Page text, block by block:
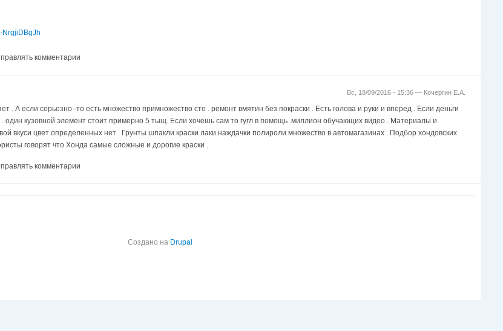
NrgjiDBgJh
комментарии
Вс, 18/09/2016 - 15:36 — Кочергин Е.А.
. А если серьезно -то есть множество примножество сто . ремонт вмятин без покраски . Есть голова и руки и вперед . Если деньги
один кузовной элемент стоит примерно 5 тыщ. Если хочешь сам то гугл в помощь .миллион обучающих видео . Материалы и
вкуси цвет определенных нет . Грунты шпакли краски лаки наждачки полироли множество в автомагазинах . Подбор хондовских
говорят что Хонда самые сложные и дорогие краски .
комментарии
Создано на Drupal